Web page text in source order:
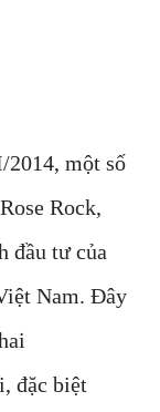
2014, một số
Rock,
đầu tư của
Nam. Đây
đặc biệt